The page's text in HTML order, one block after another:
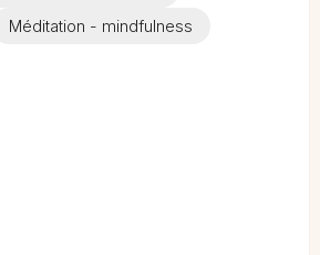
Méditation - mindfulness